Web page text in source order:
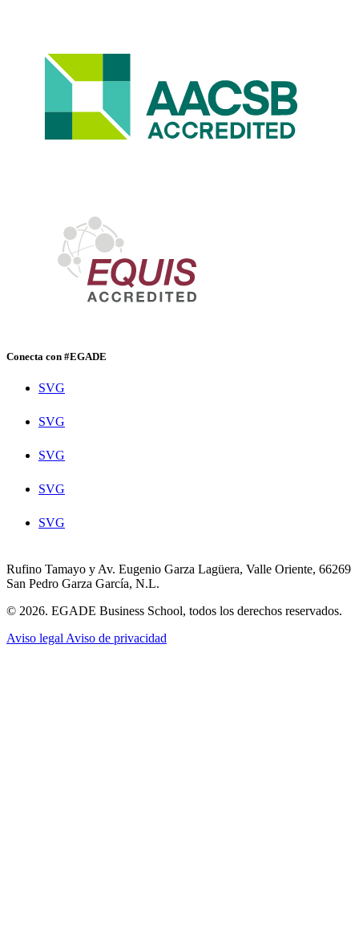
Conecta con #EGADE
SVG
SVG
SVG
SVG
SVG
Rufino Tamayo y Av. Eugenio Garza Lagüera, Valle Oriente, 66269
San Pedro Garza García, N.L.
© 2026. EGADE Business School, todos los derechos reservados.
Aviso legal Aviso de privacidad